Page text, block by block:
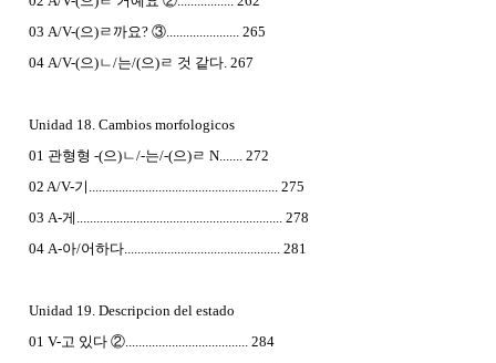
03 A/V-(으)ㄹ까요? ③...................... 265
04 A/V-(으)ㄴ/는/(으)ㄹ 것 같다. 267
Unidad 18. Cambios morfologicos
01 관형형 -(으)ㄴ/-는/-(으)ㄹ N....... 272
02 A/V-기......................................................... 275
03 A-게.............................................................. 278
04 A-아/어하다............................................... 281
Unidad 19. Descripcion del estado
01 V-고 있다 ②..................................... 284